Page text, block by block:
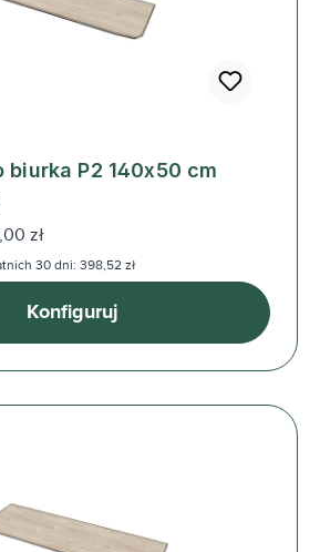
biurka P2 140x50 cm
zł
30 dni: 398,52 zł
Konfiguruj